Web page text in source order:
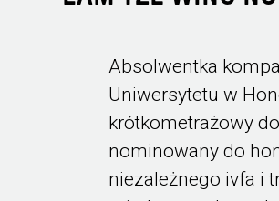
Absolwentka
Uniwersytetu w
krótkometrażowy
nominowany do
niezależnego ivfa i